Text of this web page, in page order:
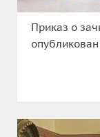
Приказ о